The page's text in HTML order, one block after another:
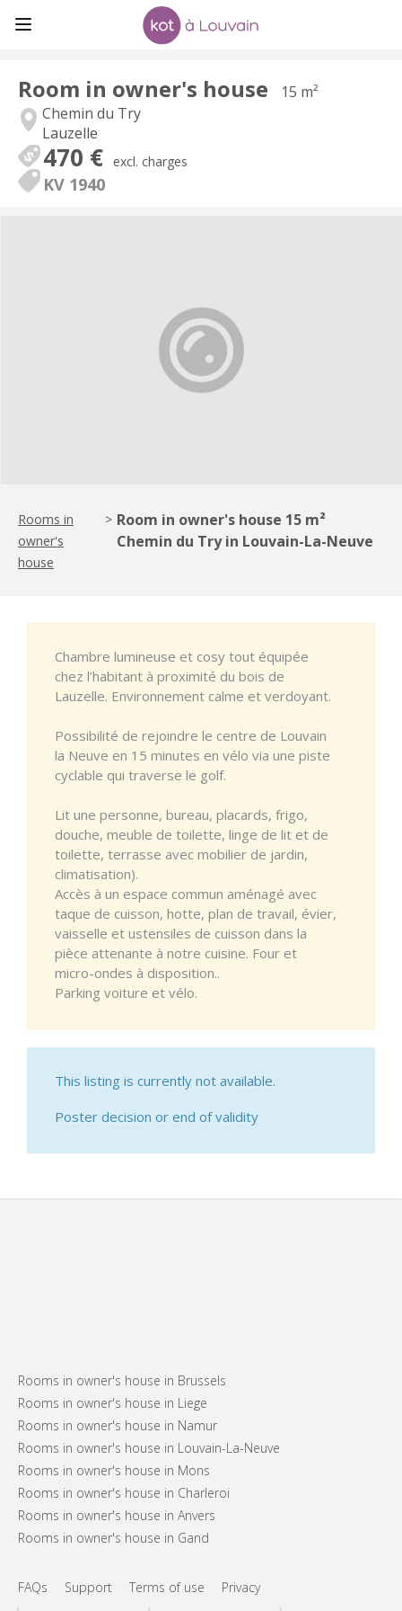
Room in owner's house
15 m²
Chemin du Try
Lauzelle
470 € excl. charges
KV 1940
Rooms in
owner's
house
> Room in owner's house 15 m²
Chemin du Try in Louvain-La-Neuve
Chambre lumineuse et cosy tout équipée
chez l’habitant à proximité du bois de
Lauzelle. Environnement calme et verdoyant.
Possibilité de rejoindre le centre de Louvain
la Neuve en 15 minutes en vélo via une piste
cyclable qui traverse le golf.
Lit une personne, bureau, placards, frigo,
douche, meuble de toilette, linge de lit et de
toilette, terrasse avec mobilier de jardin,
climatisation).
Accès à un espace commun aménagé avec
taque de cuisson, hotte, plan de travail, évier,
vaisselle et ustensiles de cuisson dans la
pièce attenante à notre cuisine. Four et
micro-ondes à disposition..
Parking voiture et vélo.
This listing is currently not available.
Poster decision or end of validity
Rooms in owner's house in Brussels
Rooms in owner's house in Liege
Rooms in owner's house in Namur
Rooms in owner's house in Louvain-La-Neuve
Rooms in owner's house in Mons
Rooms in owner's house in Charleroi
Rooms in owner's house in Anvers
Rooms in owner's house in Gand
FAQs Support Terms of use Privacy